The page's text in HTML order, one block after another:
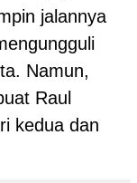
jalannya
Namun,
Raul
kedua dan